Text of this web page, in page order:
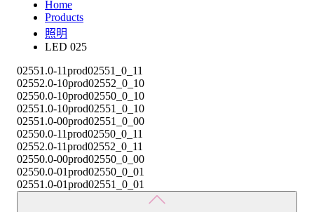
Home
Products
照明
LED 025
02551.0-11prod02551_0_11
02552.0-10prod02552_0_10
02550.0-10prod02550_0_10
02551.0-10prod02551_0_10
02551.0-00prod02551_0_00
02550.0-11prod02550_0_11
02552.0-11prod02552_0_11
02550.0-00prod02550_0_00
02550.0-01prod02550_0_01
02551.0-01prod02551_0_01